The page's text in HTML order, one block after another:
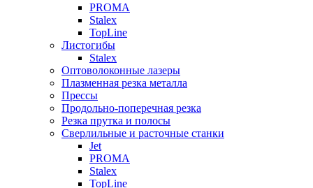
PROMA
Stalex
TopLine
Листогибы
Stalex
Оптоволоконные лазеры
Плазменная резка металла
Прессы
Продольно-поперечная резка
Резка прутка и полосы
Сверлильные и расточные станки
Jet
PROMA
Stalex
TopLine